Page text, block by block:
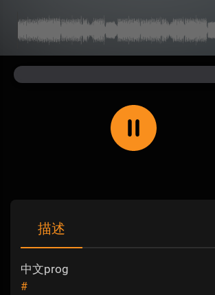
描述
中文prog
#